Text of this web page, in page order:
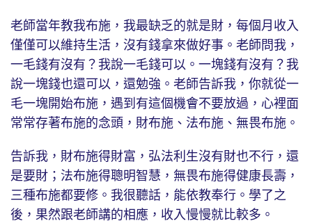
老師當年教我布施，我最缺乏的就是財，每個月收入
僅僅可以維持生活，沒有錢拿來做好事。老師問我，
一毛錢有沒有？我說一毛錢可以。一塊錢有沒有？我
說一塊錢也還可以，還勉強。老師告訴我，你就從一
毛一塊開始布施，遇到有這個機會不要放過，心裡面
常常存著布施的念頭，財布施、法布施、無畏布施。
告訴我，財布施得財富，弘法利生沒有財也不行，還
是要財；法布施得聰明智慧，無畏布施得健康長壽，
三種布施都要修。我很聽話，能依教奉行。學了之
後，果然跟老師講的相應，收入慢慢就比較多。